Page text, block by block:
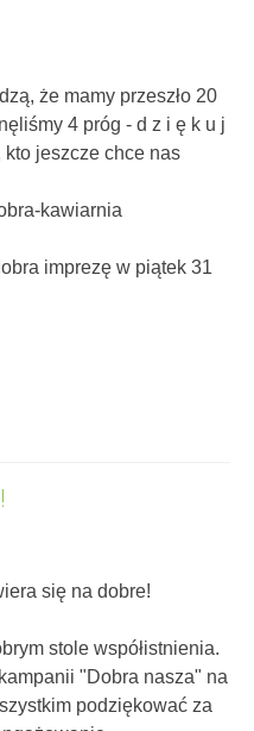
że mamy przeszło 20
4 próg - d z i ę k u j
jeszcze chce nas
kawiarnia
imprezę w piątek 31
się na dobre!
stole współistnienia.
"Dobra nasza" na
podziękować za